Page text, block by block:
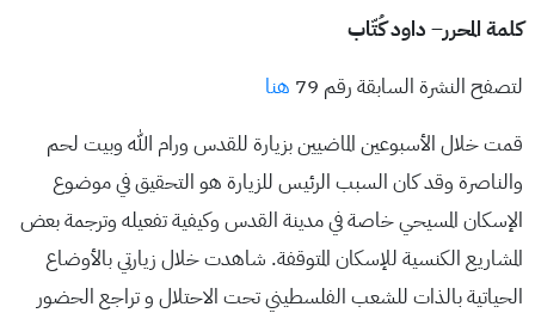
كلمة المحرر– داود كُتّاب
لتصفح النشرة السابقة رقم 79
هنا
قمت خلال الأسبوعين الماضيين بزيارة للقدس ورام الله وبيت لحم
والناصرة وقد كان السبب الرئيس للزيارة هو التحقيق في موضوع
الإسكان المسيحي خاصة في مدينة القدس وكيفية تفعيله وترجمة بعض
المشاريع الكنسية للإسكان المتوقفة. شاهدت خلال زيارتي بالأوضاع
الحياتية بالذات للشعب الفلسطيني تحت الاحتلال و تراجع الحضور